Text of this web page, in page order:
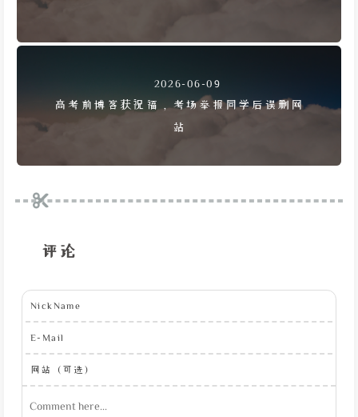
2026-06-09
高考前博客获祝福，考场举报同学后误删网
站
评论
NickName
E-Mail
网站（可选）